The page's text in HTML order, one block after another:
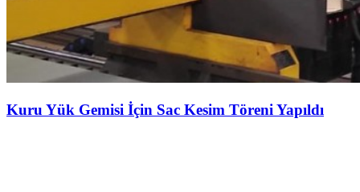
Kuru Yük Gemisi İçin Sac Kesim Töreni Yapıldı